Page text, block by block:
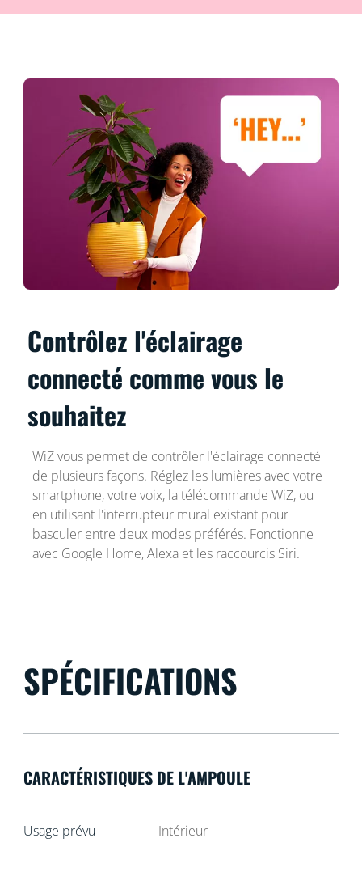
Contrôlez l'éclairage
connecté comme vous le
souhaitez
WiZ vous permet de contrôler l'éclairage connecté
de plusieurs façons. Réglez les lumières avec votre
smartphone, votre voix, la télécommande WiZ, ou
en utilisant l'interrupteur mural existant pour
basculer entre deux modes préférés. Fonctionne
avec Google Home, Alexa et les raccourcis Siri.
SPÉCIFICATIONS
CARACTÉRISTIQUES DE L'AMPOULE
Usage prévu Intérieur